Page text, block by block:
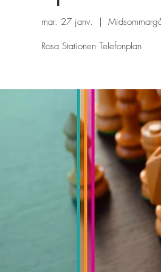
mar. 27 janv.
  |
Rosa Stationen Telefonplan